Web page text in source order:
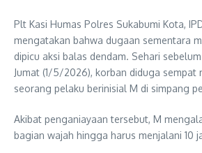
Plt Kasi Humas Polres Sukabumi Kota,
mengatakan bahwa dugaan sementara
dipicu aksi balas dendam. Sehari
Jumat (1/5/2026), korban diduga sempat
seorang pelaku berinisial M di simpang
Akibat penganiayaan tersebut, M
bagian wajah hingga harus menjalani 10